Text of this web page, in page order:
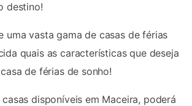
destino!
uma vasta gama de casas de férias
quais as características que deseja
de férias de sonho!
disponíveis em Maceira, poderá